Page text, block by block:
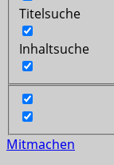
Titelsuche
Inhaltsuche
Mitmachen